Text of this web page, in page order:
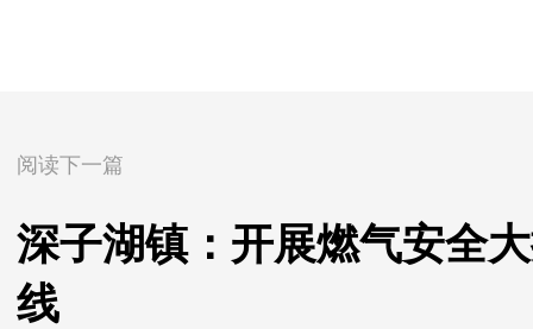
阅读下一篇
深子湖镇：开展燃气安全
线